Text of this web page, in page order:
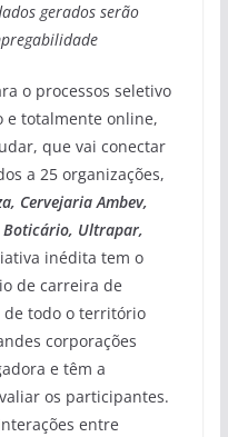
gerados serão
o processos seletivo
e totalmente online,
que vai conectar
a 25 organizações,
Cervejaria Ambev,
Boticário, Ultrapar,
inédita tem o
de carreira de
de todo o território
corporações
e têm a
os participantes.
entre